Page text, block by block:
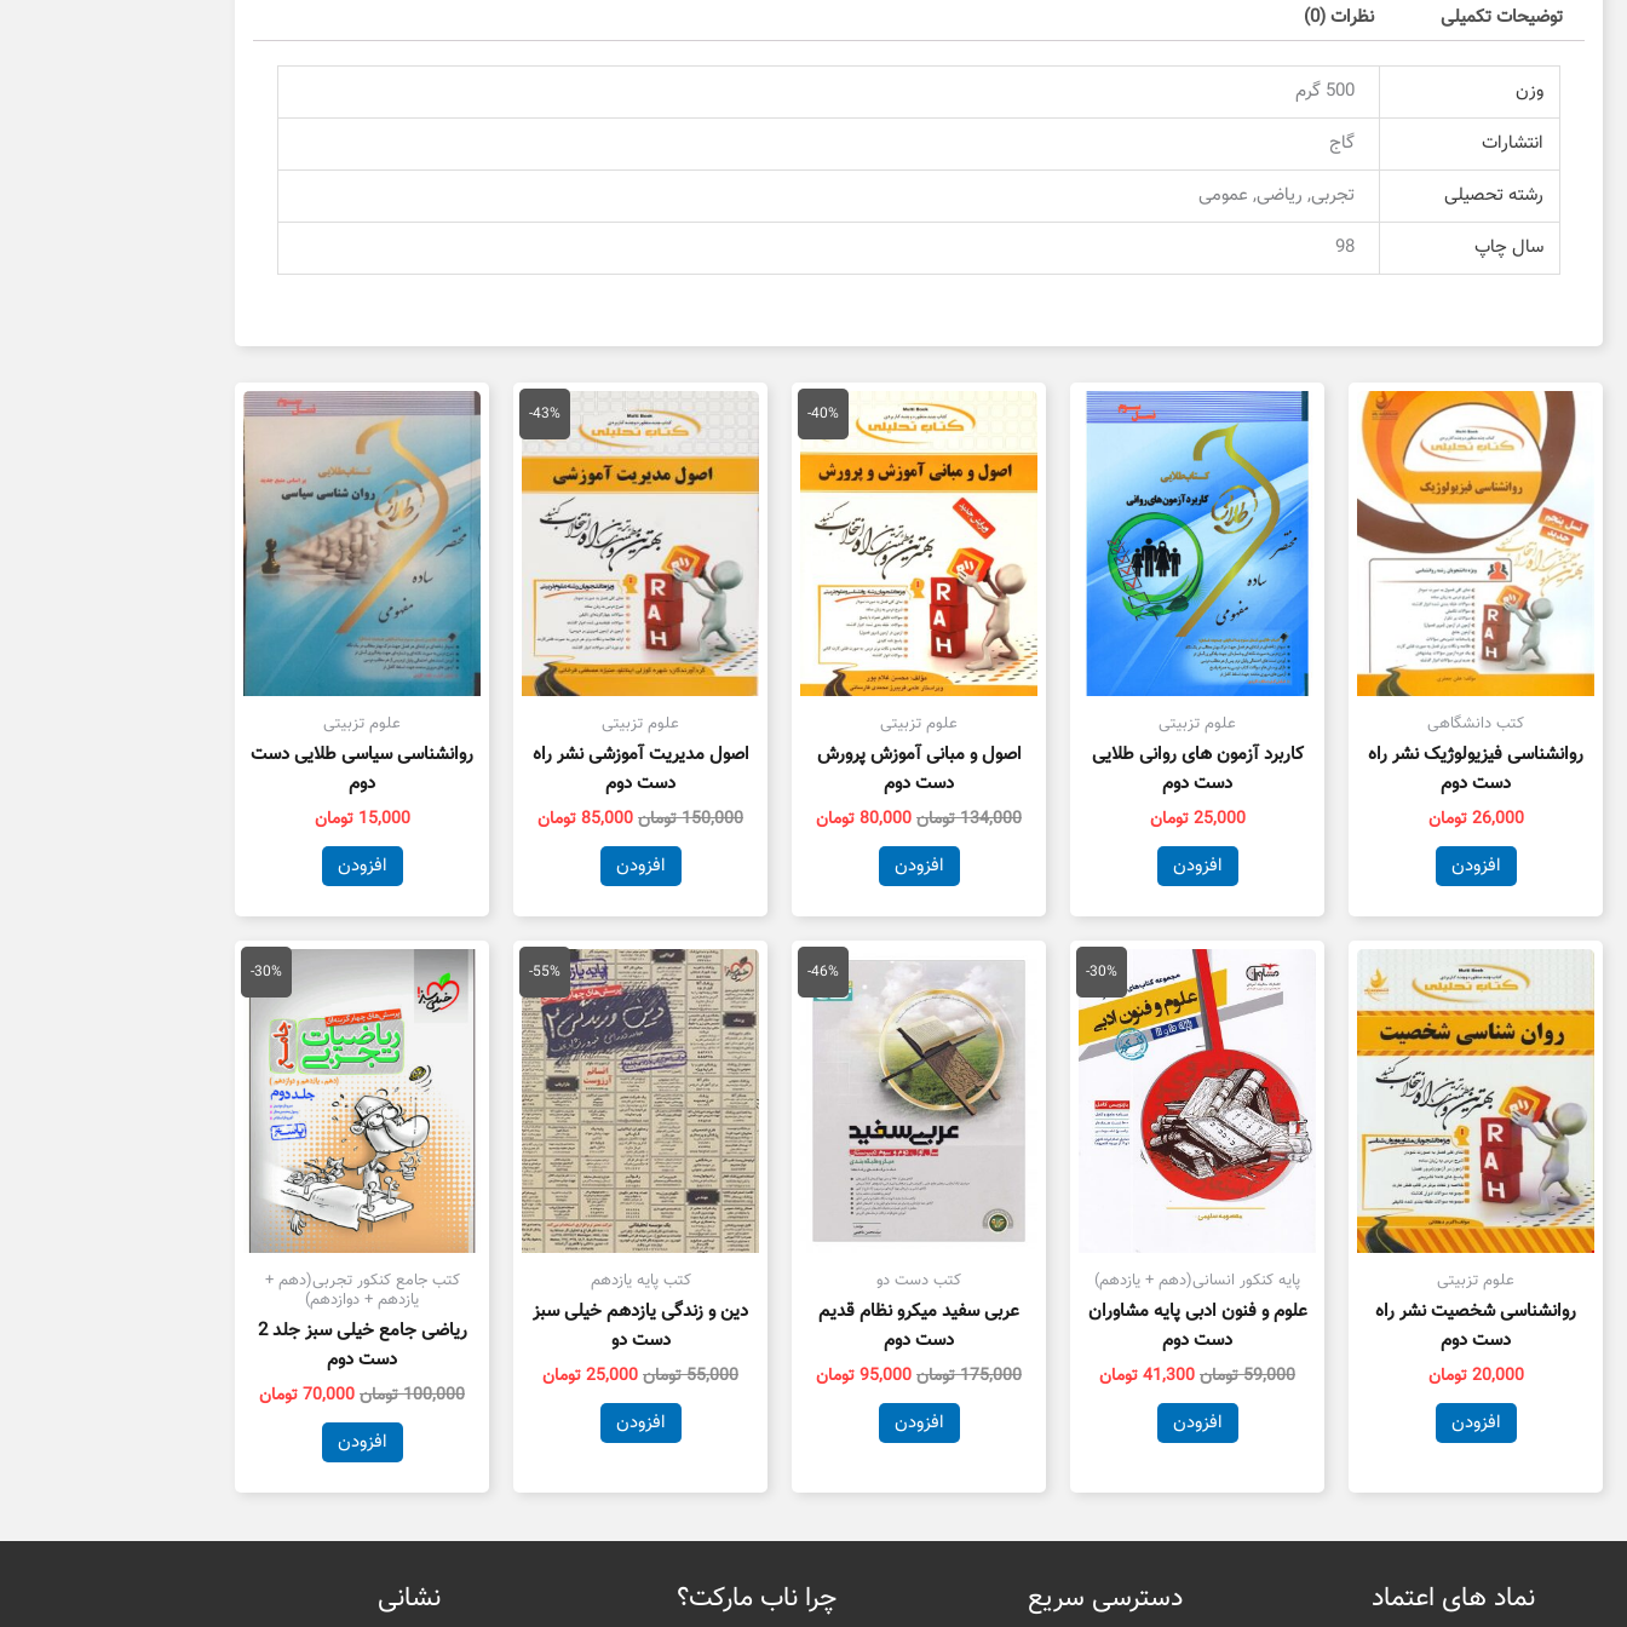
توضیحات تکمیلی نظرات (0)
وزن
500 گرم
انتشارات
گاج
رشته تحصیلی
تجربی, ریاضی, عمومی
سال چاپ
98
کتب دانشگاهی
روانشناسی فیزیولوژیک نشر راه
دست دوم
26,000 تومان
افزودن
علوم تزبیتی
کاربرد آزمون های روانی طلایی
دست دوم
25,000 تومان
افزودن
-40%
علوم تزبیتی
اصول و مبانی آموزش پرورش
دست دوم
134,000تومان
قیمت
اصلی
134,000 تومان
بود.
80,000تومان
قیمت
فعلی
80,000 تومان
است.
افزودن
-43%
علوم تزبیتی
اصول مدیریت آموزشی نشر راه
دست دوم
150,000تومان
قیمت
اصلی
150,000 تومان
بود.
85,000تومان
قیمت
فعلی
85,000 تومان
است.
افزودن
علوم تزبیتی
روانشناسی سیاسی طلایی دست
دوم
15,000 تومان
افزودن
علوم تزبیتی
روانشناسی شخصیت نشر راه
دست دوم
20,000 تومان
افزودن
-30%
پایه کنکور انسانی(دهم + یازدهم)
علوم و فنون ادبی پایه مشاوران
دست دوم
59,000تومان
قیمت
اصلی
59,000 تومان
بود.
41,300تومان
قیمت
فعلی
است.
افزودن
-46%
کتب دست دو
عربی سفید میکرو نظام قدیم
دست دوم
175,000تومان
اصلی
175,000 تومان
بود.
95,000تومان
قیمت
فعلی
95,000 تومان
است.
افزودن
-55%
کتب پایه یازدهم
دین و زندگی یازدهم خیلی سبز
دست دو
55,000تومان
قیمت
اصلی
55,000 تومان
بود.
25,000تومان
قیمت
فعلی
25,000 تومان
است.
افزودن
-30%
کتب جامع کنکور تجربی(دهم +
یازدهم + دوازدهم)
ریاضی جامع خیلی سبز جلد 2
دست دوم
100,000تومان
قیمت
100,000 تومان
بود.
70,000تومان
قیمت
فعلی
افزودن
نماد های اعتماد دسترسی سریع چرا ناب مارکت؟ نشانی